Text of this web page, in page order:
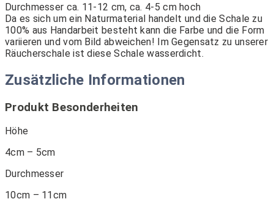
Durchmesser ca. 11-12 cm, ca. 4-5 cm hoch
Da es sich um ein Naturmaterial handelt und die Schale zu
100% aus Handarbeit besteht kann die Farbe und die Form
variieren und vom Bild abweichen! Im Gegensatz zu unserer
Räucherschale ist diese Schale wasserdicht.
Zusätzliche Informationen
Produkt Besonderheiten
Höhe
4cm – 5cm
Durchmesser
10cm – 11cm